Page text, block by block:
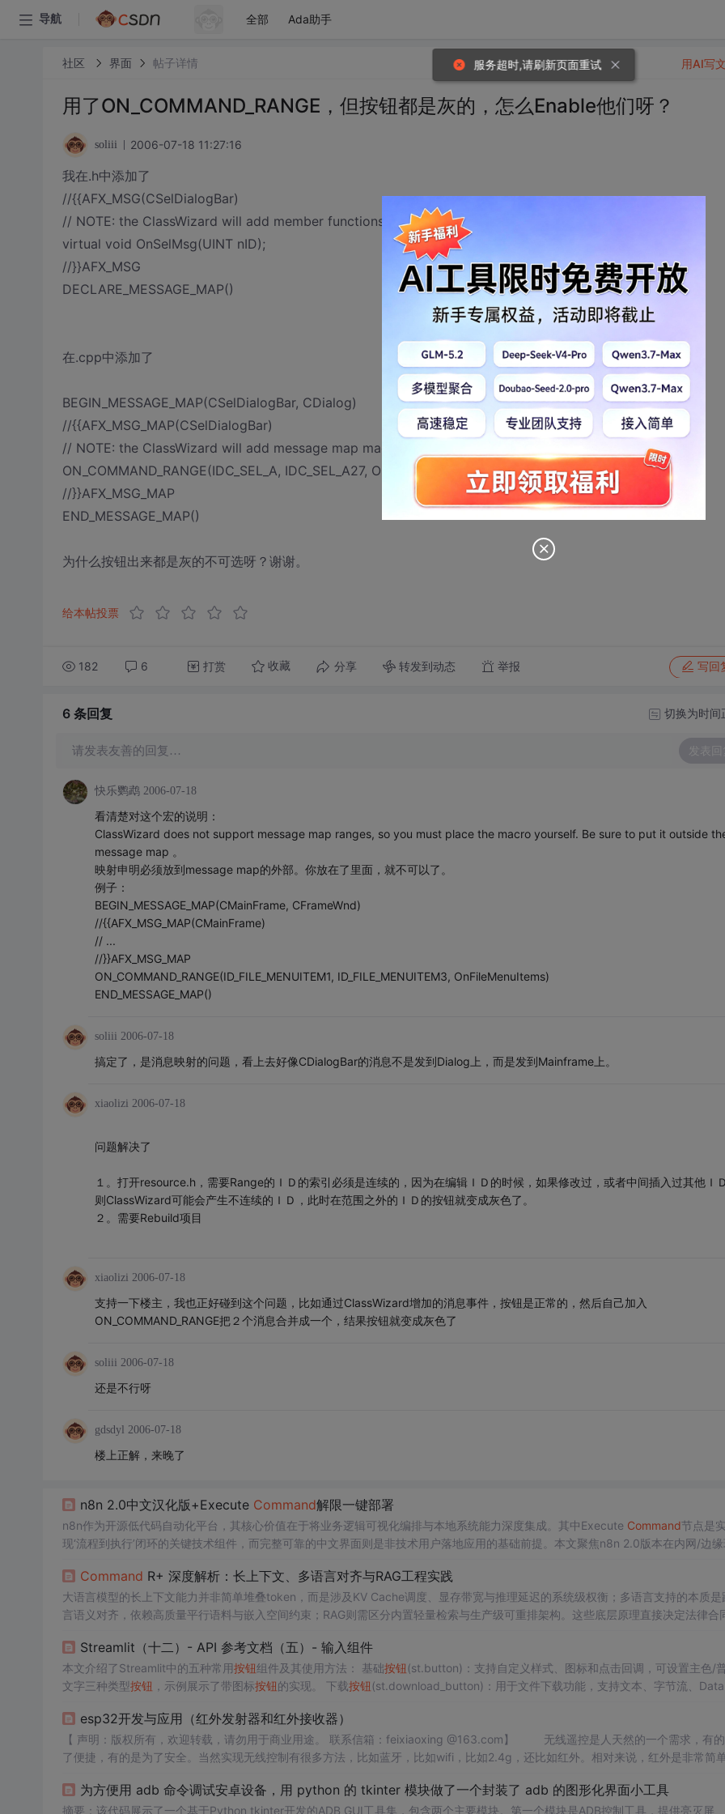
导航 全部 Ada助手
社区 界面 帖子详情
用了ON_COMMAND_RANGE，但按钮都是灰的，怎么Enable他们呀？
soliii 2006-07-18 11:27:16
我在.h中添加了
//{{AFX_MSG(CSelDialogBar)
// NOTE: the ClassWizard will add member functions here
virtual void OnSelMsg(UINT nID);
//}}AFX_MSG
DECLARE_MESSAGE_MAP()
在.cpp中添加了
BEGIN_MESSAGE_MAP(CSelDialogBar, CDialog)
//{{AFX_MSG_MAP(CSelDialogBar)
// NOTE: the ClassWizard will add message map macros here
ON_COMMAND_RANGE(IDC_SEL_A, IDC_SEL_A27, OnSelMsg)
//}}AFX_MSG_MAP
END_MESSAGE_MAP()
为什么按钮出来都是灰的不可选呀？谢谢。
给本帖投票
182 6 打赏 收藏 分享 转发到动态 举报 写回
用AI写
6 条回复 切换为时间
请发表友善的回复… 发表回
快乐鹦鹉 2006-07-18
看清楚对这个宏的说明：
ClassWizard does not support message map ranges, so you must place the macro yourself. Be sure to put it outside
message map 。
映射申明必须放到message map的外部。你放在了里面，就不可以了。
例子：
BEGIN_MESSAGE_MAP(CMainFrame, CFrameWnd)
//{{AFX_MSG_MAP(CMainFrame)
// ...
//}}AFX_MSG_MAP
ON_COMMAND_RANGE(ID_FILE_MENUITEM1, ID_FILE_MENUITEM3, OnFileMenuItems)
END_MESSAGE_MAP()
soliii 2006-07-18
搞定了，是消息映射的问题，看上去好像CDialogBar的消息不是发到Dialog上，而是发到Mainframe上。
xiaolizi 2006-07-18
问题解决了
１。打开resource.h，需要Range的ＩＤ的索引必须是连续的，因为在编辑ＩＤ的时候，如果修改过，或者中间插入过其他Ｉ
则ClassWizard可能会产生不连续的ＩＤ，此时在范围之外的ＩＤ的按钮就变成灰色了。
２。需要Rebuild项目
xiaolizi 2006-07-18
支持一下楼主，我也正好碰到这个问题，比如通过ClassWizard增加的消息事件，按钮是正常的，然后自己加入
ON_COMMAND_RANGE把２个消息合并成一个，结果按钮就变成灰色了
soliii 2006-07-18
还是不行呀
gdsdyl 2006-07-18
楼上正解，来晚了
n8n 2.0中文汉化版+Execute Command解限一键部署
n8n作为开源低代码自动化平台，其核心价值在于将业务逻辑可视化编排与本地系统能力深度集成。其中Execute Command节点是
现‘流程到执行’闭环的关键技术组件，而完整可靠的中文界面则是非技术用户落地应用的基础前提。本文聚焦n8n 2.0版本在内网/边
机制与Node.js进程沙箱校验的双重约束。方案采用Docker容器启动层重构，兼顾安全性（白名单控制、目录挂载隔离）
Command R+ 深度解析：长上下文、多语言对齐与RAG工程实践
大语言模型的长上下文能力并非简单堆叠token，而是涉及KV Cache调度、显存带宽与推理延迟的系统级权衡；多语言支持的本质是
言语义对齐，依赖高质量平行语料与嵌入空间约束；RAG则需区分内置轻量检索与生产级可重排架构。这些底层原理直接决定法律合
yer及两级缓存RAG流水线上的工程实现细节，覆盖Jan本地部署、GGUF量化选型、Cohere流式
Streamlit（十二）- API 参考文档（五）- 输入组件
本文介绍了Streamlit中的五种常用按钮组件及其使用方法： 基础按钮(st.button)：支持自定义样式、图标和点击回调，可设置主色/
文字三种类型按钮 ，示例展示了带图标按钮的实现。 下载按钮(st.download_button)：用于文件下载功能，支持文本、字节流、
据，演示了包含输入框和单选框的表单实现。
esp32开发与应用（红外发射器和红外接收器）
【 声明：版权所有，欢迎转载，请勿用于商业用途。 联系信箱：feixiaoxing @163.com】 无线遥控是人天然的一个需求，有的是为
了便捷，有的是为了安全。当然实现无线控制有很多方法，比如蓝牙，比如wifi，比如2.4g，还比如红外。相对来说，红外是非常简
为方便用 adb 命令调试安卓设备，用 python 的 tkinter 模块做了一个封装了 adb 的图形化界面小工具
摘要：该代码展示了一个基于Python tkinter开发的ADB GUI工具集，包含两个主要模块。第一个模块是ADB控制工具，提供亮灭屏
服务超时,请刷新页面重试